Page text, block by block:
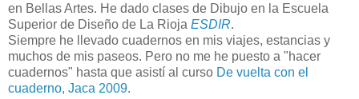
en Bellas Artes. He dado clases de Dibujo en la Escuela
Superior de Diseño de La Rioja ESDIR.
Siempre he llevado cuadernos en mis viajes, estancias y
muchos de mis paseos. Pero no me he puesto a "hacer
cuadernos" hasta que asistí al curso De vuelta con el
cuaderno, Jaca 2009.